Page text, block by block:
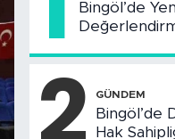
Bingöl’de
2 GÜNDEM
Bingöl’de
Hak